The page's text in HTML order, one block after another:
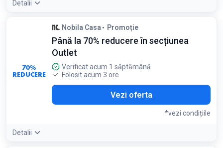
Detalii
Detaliile ofertei: Secțiunea Sale este actualizată periodic cu
decorațiuni și textile de sezon la jumătate de preț
70%
REDUCERE
Nobila Casa Promoție
Până la 70% reducere în secțiunea
Outlet
Verificat acum 1 săptămână
Folosit acum 3 ore
Vezi oferta
*vezi condițiile
Detalii